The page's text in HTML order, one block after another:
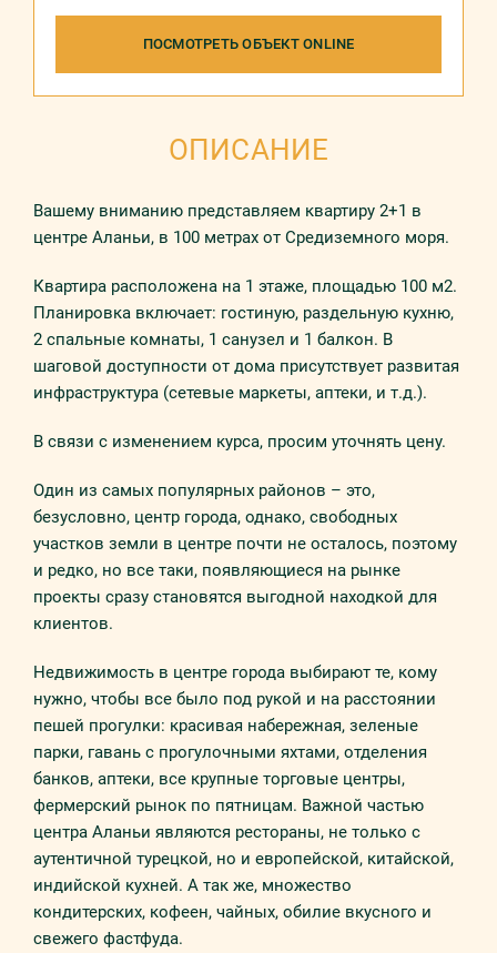
ПОСМОТРЕТЬ ОБЪЕКТ ONLINE
ОПИСАНИЕ
Вашему вниманию представляем квартиру 2+1 в
центре Аланьи, в 100 метрах от Средиземного моря.
Квартира расположена на 1 этаже, площадью 100 м2.
Планировка включает: гостиную, раздельную кухню,
2 спальные комнаты, 1 санузел и 1 балкон. В
шаговой доступности от дома присутствует развитая
инфраструктура (сетевые маркеты, аптеки, и т.д.).
В связи с изменением курса, просим уточнять цену.
Один из самых популярных районов – это,
безусловно, центр города, однако, свободных
участков земли в центре почти не осталось, поэтому
и редко, но все таки, появляющиеся на рынке
проекты сразу становятся выгодной находкой для
клиентов.
Недвижимость в центре города выбирают те, кому
нужно, чтобы все было под рукой и на расстоянии
пешей прогулки: красивая набережная, зеленые
парки, гавань с прогулочными яхтами, отделения
банков, аптеки, все крупные торговые центры,
фермерский рынок по пятницам. Важной частью
центра Аланьи являются рестораны, не только с
аутентичной турецкой, но и европейской, китайской,
индийской кухней. А так же, множество
кондитерских, кофеен, чайных, обилие вкусного и
свежего фастфуда.